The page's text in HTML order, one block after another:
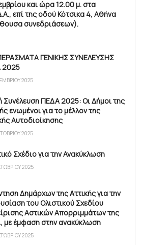
και ώρα 12.00 μ. στα
επί της οδού Κότσικα 4, Αθήνα
συνεδριάσεων).
ΓΕΝΙΚΗΣ ΣΥΝΕΛΕΥΣΗΣ
2025
2025
Συνέλευση ΠΕΔΑ 2025: Οι Δήμοι της
ενωμένοι για το μέλλον της
Αυτοδιοίκησης
2025
Σχέδιο για την Ανακύκλωση
2025
Δημάρχων της Αττικής για την
του Ολιστικού Σχεδίου
Αστικών Απορριμμάτων της
με έμφαση στην ανακύκλωση
2025